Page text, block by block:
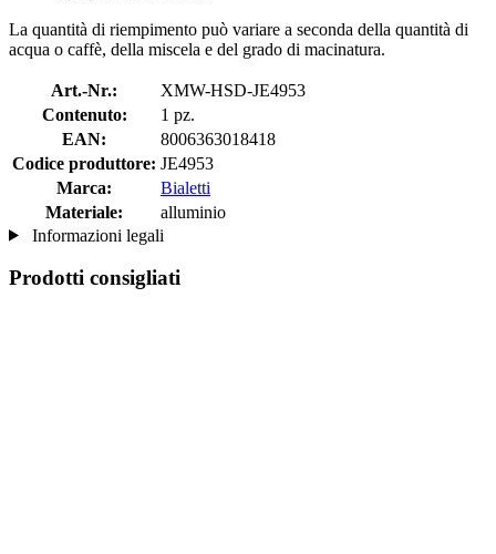
La quantità di riempimento può variare a seconda della quantità di
acqua o caffè, della miscela e del grado di macinatura.
Art.-Nr.:
XMW-HSD-JE4953
Contenuto:
1 pz.
EAN:
8006363018418
Codice produttore: JE4953
Marca:
Bialetti
Materiale:
alluminio
Informazioni legali
Prodotti consigliati